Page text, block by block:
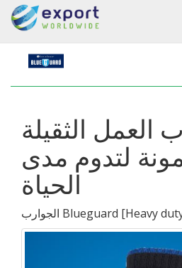
العمل الثقيلة
لتدوم مدى
الحياة
الجوارب Blueguard [Heavy